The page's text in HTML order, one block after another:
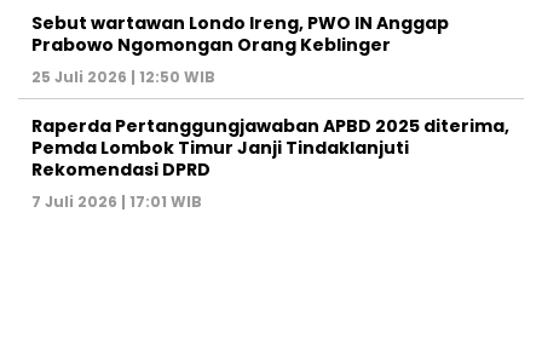
Sebut wartawan Londo Ireng, PWO IN Anggap
Prabowo Ngomongan Orang Keblinger
25 Juli 2026 | 12:50 WIB
Raperda Pertanggungjawaban APBD 2025 diterima,
Pemda Lombok Timur Janji Tindaklanjuti
Rekomendasi DPRD
7 Juli 2026 | 17:01 WIB